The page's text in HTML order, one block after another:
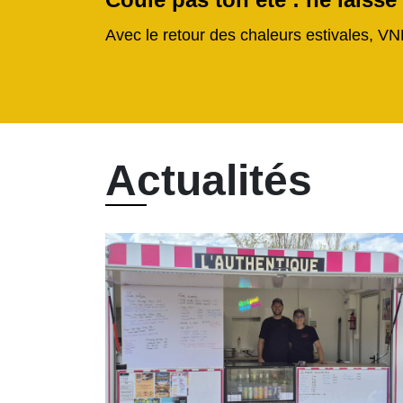
Avec le retour des chaleurs estivales,
Actualités